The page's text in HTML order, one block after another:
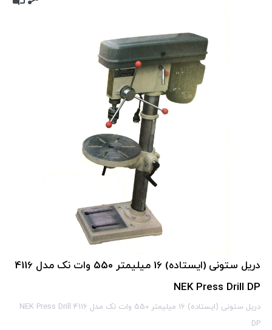
دریل ستونی (ایستاده) 16 میلیمتر 550 وات نک مدل 4116
NEK Press Drill DP
دریل ستونی (ایستاده) 16 میلیمتر 550 وات نک مدل 4116 NEK Press Drill
DP